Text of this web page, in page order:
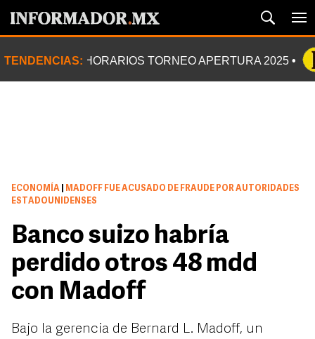
TENDENCIAS: HORARIOS TORNEO APERTURA 2025
ECONOMÍA
MADOFF FUE ACUSADO DE FRAUDE POR AUTORIDADES
ESTADOUNIDENSES
Banco suizo habría
perdido otros 48 mdd
con Madoff
Bajo la gerencia de Bernard L. Madoff, un